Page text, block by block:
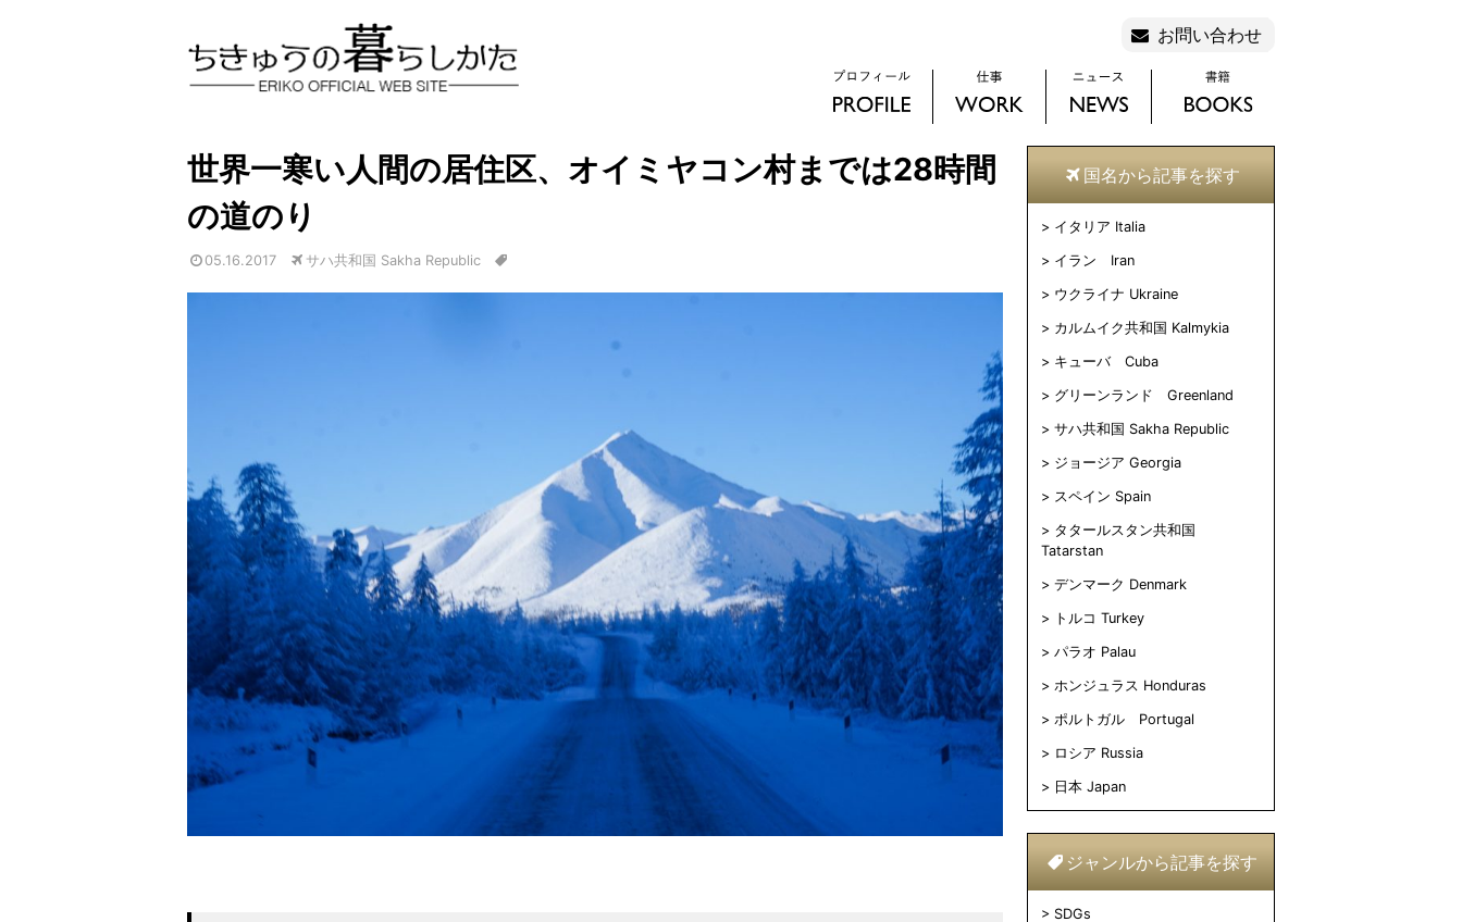
お問い合わせ
世界一寒い人間の居住区、オイミヤコン村までは28時間
の道のり
05.16.2017 サハ共和国 Sakha Republic
国名から記事を探す
イタリア Italia
イラン Iran
ウクライナ Ukraine
カルムイク共和国 Kalmykia
キューバ Cuba
グリーンランド Greenland
サハ共和国 Sakha Republic
ジョージア Georgia
スペイン Spain
タタールスタン共和国
Tatarstan
デンマーク Denmark
トルコ Turkey
パラオ Palau
ホンジュラス Honduras
ポルトガル Portugal
ロシア Russia
日本 Japan
ジャンルから記事を探す
SDGs